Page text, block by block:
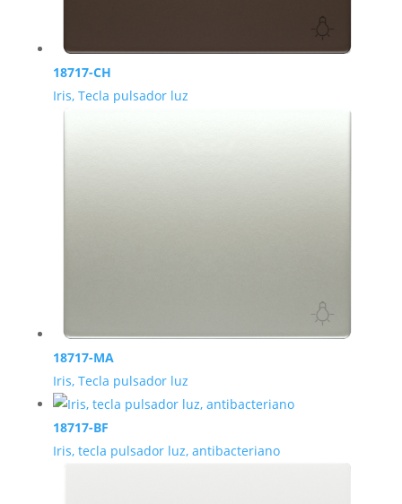
18717-CH
Iris, Tecla pulsador luz
18717-MA
Iris, Tecla pulsador luz
18717-BF
Iris, tecla pulsador luz, antibacteriano